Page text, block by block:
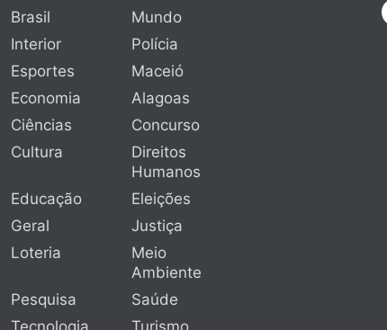
Brasil
Mundo
Interior
Polícia
Esportes
Maceió
Economia
Alagoas
Ciências
Concurso
Cultura
Direitos
Humanos
Educação
Eleições
Geral
Justiça
Loteria
Meio
Ambiente
Pesquisa
Saúde
Tecnologia
Turismo